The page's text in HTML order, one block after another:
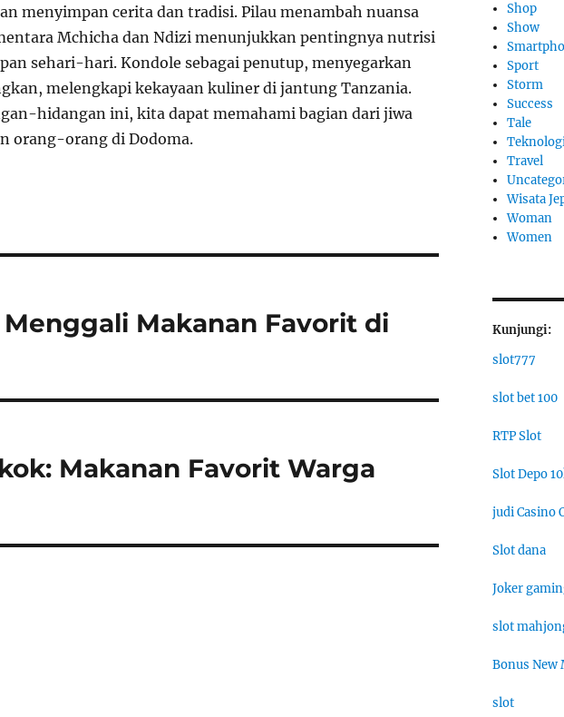
menyimpan cerita dan tradisi. Pilau menambah nuansa
Mchicha dan Ndizi menunjukkan pentingnya nutrisi
sehari-hari. Kondole sebagai penutup, menyegarkan
melengkapi kekayaan kuliner di jantung Tanzania.
hidangan ini, kita dapat memahami bagian dari jiwa
orang-orang di Dodoma.
Menggali Makanan Favorit di
Makanan Favorit Warga
Shop
Show
Sport
Storm
Success
Tale
Travel
Wisata
Woman
Women
Kunjungi:
slot777
slot bet 100
RTP Slot
Slot Depo
judi Casino
Slot dana
Joker
slot
Bonus New
slot